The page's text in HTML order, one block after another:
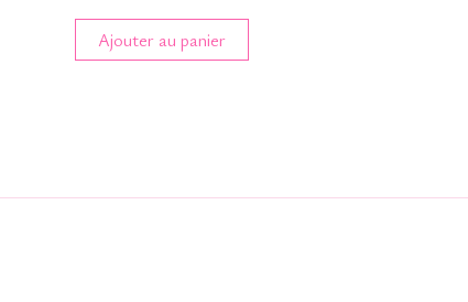
Ajouter au panier